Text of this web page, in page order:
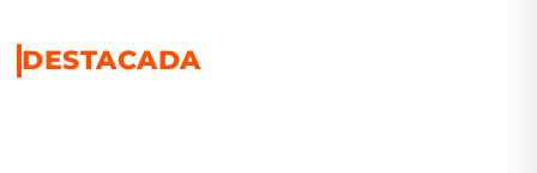
DESTACADA